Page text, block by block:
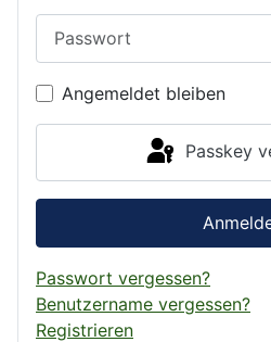
Angemeldet bleiben
Passkey
Passwort vergessen?
Benutzername vergessen?
Registrieren